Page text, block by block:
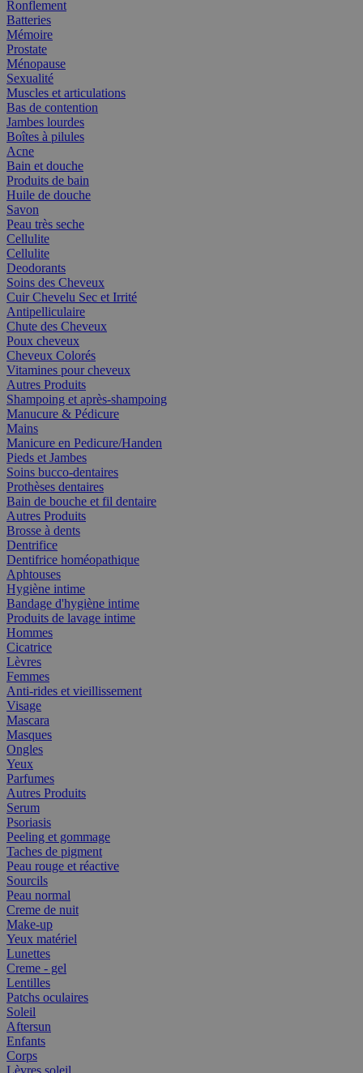
Ronflement
Batteries
Mémoire
Prostate
Ménopause
Sexualité
Muscles et articulations
Bas de contention
Jambes lourdes
Boîtes à pilules
Acne
Bain et douche
Produits de bain
Huile de douche
Savon
Peau très seche
Cellulite
Cellulite
Deodorants
Soins des Cheveux
Cuir Chevelu Sec et Irrité
Antipelliculaire
Chute des Cheveux
Poux cheveux
Cheveux Colorés
Vitamines pour cheveux
Autres Produits
Shampoing et après-shampoing
Manucure & Pédicure
Mains
Manicure en Pedicure/Handen
Pieds et Jambes
Soins bucco-dentaires
Prothèses dentaires
Bain de bouche et fil dentaire
Autres Produits
Brosse à dents
Dentrifice
Dentifrice homéopathique
Aphtouses
Hygiène intime
Bandage d'hygiène intime
Produits de lavage intime
Hommes
Cicatrice
Lèvres
Femmes
Anti-rides et vieillissement
Visage
Mascara
Masques
Ongles
Yeux
Parfumes
Autres Produits
Serum
Psoriasis
Peeling et gommage
Taches de pigment
Peau rouge et réactive
Sourcils
Peau normal
Creme de nuit
Make-up
Yeux matériel
Lunettes
Creme - gel
Lentilles
Patchs oculaires
Soleil
Aftersun
Enfants
Corps